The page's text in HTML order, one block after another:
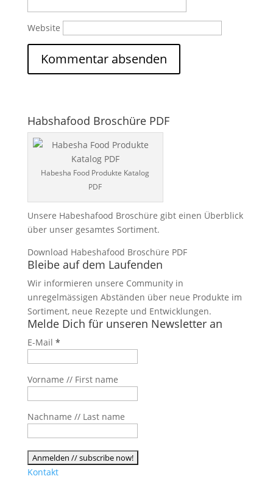
Website
Habshafood Broschüre PDF
Habesha Food Produkte Katalog
PDF
Unsere Habeshafood Broschüre gibt einen Überblick
über unser gesamtes Sortiment.
Download Habeshafood Broschüre PDF
Bleibe auf dem Laufenden
Wir informieren unsere Community in
unregelmässigen Abständen über neue Produkte im
Sortiment, neue Rezepte und Entwicklungen.
Melde Dich für unseren Newsletter an
E-Mail *
Vorname // First name
Nachname // Last name
Kontakt